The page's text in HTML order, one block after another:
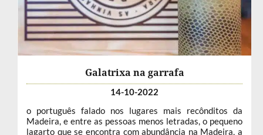
Galatrixa na garrafa
14-10-2022
o português falado nos lugares mais recônditos da
Madeira, e entre as pessoas menos letradas, o pequeno
lagarto que se encontra com abundância na Madeira, a